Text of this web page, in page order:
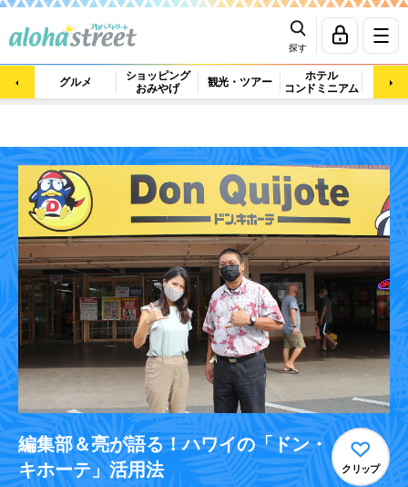
探す
グルメ
ショッピング
おみやげ
観光・ツアー
ホテル
コンドミニアム
マッ
編集部＆亮が語る！ハワイの「ドン・
キホーテ」活用法
クリップ